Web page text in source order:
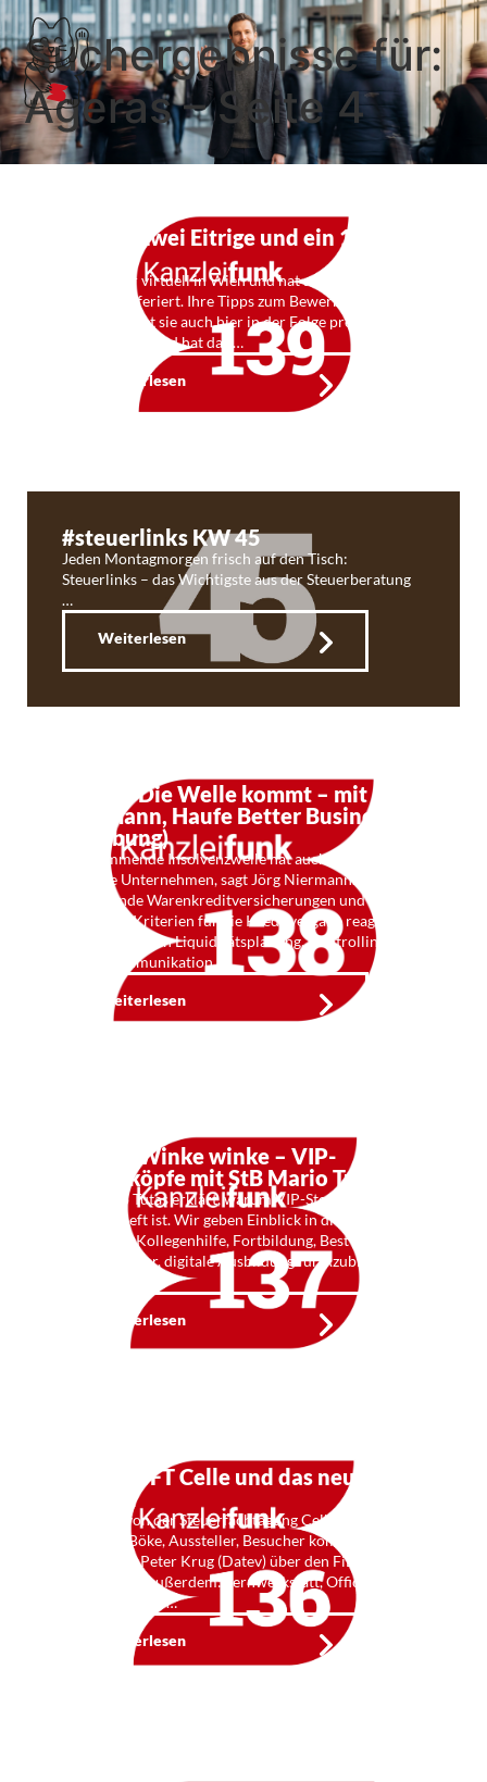
Suchergebnisse für:
Ageras – Seite 4
kf 139: Zwei Eitrige und ein 16er
Angela war virtuell in Wien und hat auf dem BFD-
Konvent referiert. Ihre Tipps zum Bewerber-
Anlocken gibt sie auch hier in der Folge preis. Claas
brav zu Haus und hat das …
Weiterlesen
#steuerlinks KW 45
Jeden Montagmorgen frisch auf den Tisch:
Steuerlinks – das Wichtigste aus der Steuerberatung
…
Weiterlesen
Kf 138: Die Welle kommt – mit Jörg
Niermann, Haufe Better Business
(Werbung)
Die kommende Insolvenzwelle hat auch Einfluss auf
gesunde Unternehmen, sagt Jörg Niermann. Um auf
wegfallende Warenkreditversicherungen und
geänderte Kriterien für die Kreditvergabe reagieren
zu können, seien Liquiditätsplanung, Controlling und
Finanzkommunikation …
Weiterlesen
Kf 137: Winke winke – VIP-
Steuerköpfe mit StB Mario Tutas
StB Mario Tutas erklärt, warum VIP-Steuerköpfe wie
das Yps-Heft ist. Wir geben Einblick in die Pläne und
Vorhaben: Kollegenhilfe, Fortbildung, Best Practice,
Kanzleitrainer, digitale Ausbildung für Azubis. Und
Weiterlesen
Kf 136: SFT Celle und das neue
Normal
Stimmen von der Steuerfachtagung Celle. StB WP
Christian Böke, Aussteller, Besucher kommen zu
Wort. Prof. Peter Krug (Datev) über den FiBu-
Automaten. Außerdem: Lernwerkstatt, Office und
Berufsstatistik. …
Weiterlesen